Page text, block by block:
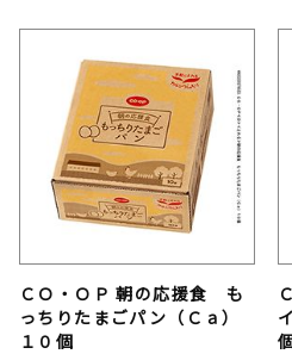
ＣＯ・ＯＰ 朝の応援食 も
っちりたまごパン（Ｃａ）
１０個